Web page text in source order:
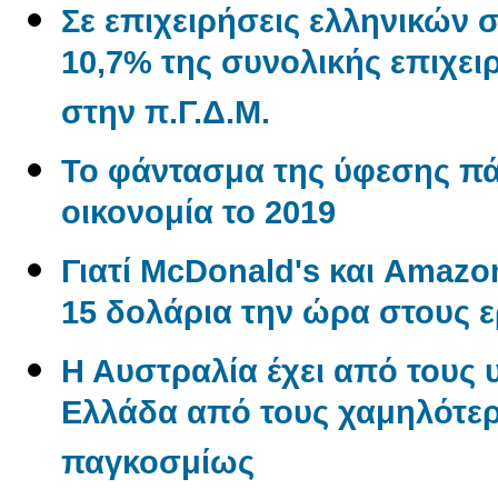
Σε επιχειρήσεις
10,7% της συνολικής
στην π.Γ.Δ.Μ.
Το φάντασμα της ύφεσης
οικονομία το 2019
Γιατί McDonald's και
15 δολάρια την ώρα στους
Η Αυστραλία έχει από τους
Ελλάδα από τους
παγκοσμίως